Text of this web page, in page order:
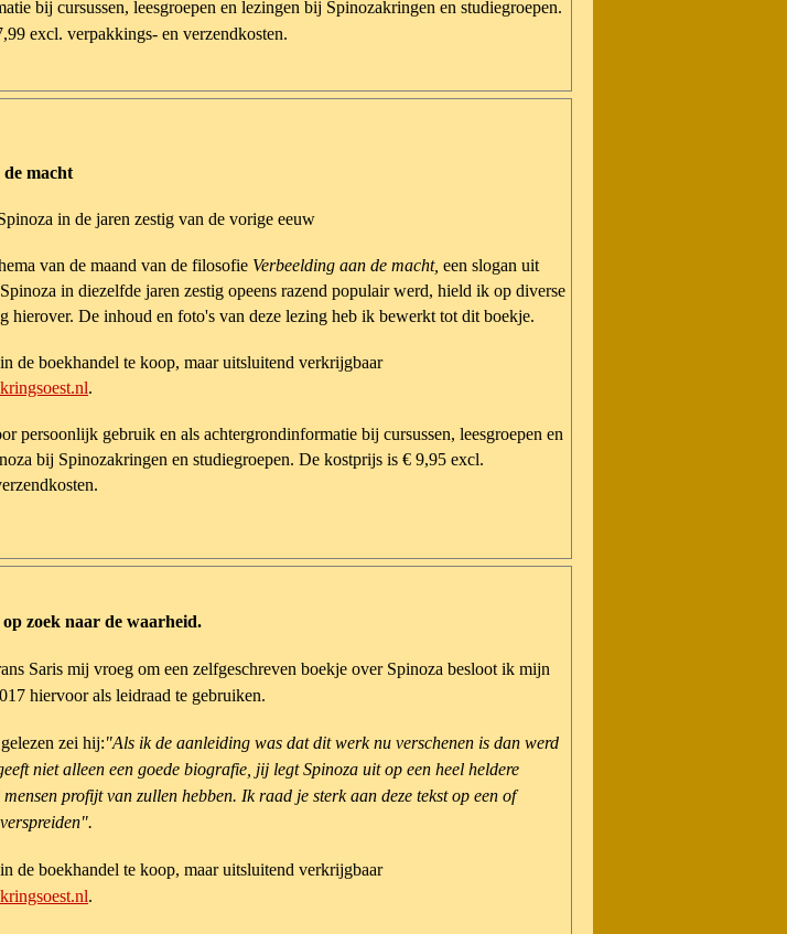
bij cursussen, leesgroepen en lezingen bij Spinozakringen en studiegroepen.
excl. verpakkings- en verzendkosten.
macht
in de jaren zestig van de vorige eeuw
van de maand van de filosofie Verbeelding aan de macht, een slogan uit
in diezelfde jaren zestig opeens razend populair werd, hield ik op diverse
hierover. De inhoud en foto's van deze lezing heb ik bewerkt tot dit boekje.
de boekhandel te koop, maar uitsluitend verkrijgbaar
.
persoonlijk gebruik en als achtergrondinformatie bij cursussen, leesgroepen en
bij Spinozakringen en studiegroepen. De kostprijs is € 9,95 excl.
zoek naar de waarheid.
Saris mij vroeg om een zelfgeschreven boekje over Spinoza besloot ik mijn
hiervoor als leidraad te gebruiken.
zei hij:"Als ik de aanleiding was dat dit werk nu verschenen is dan werd
niet alleen een goede biografie, jij legt Spinoza uit op een heel heldere
profijt van zullen hebben. Ik raad je sterk aan deze tekst op een of
de boekhandel te koop, maar uitsluitend verkrijgbaar
.